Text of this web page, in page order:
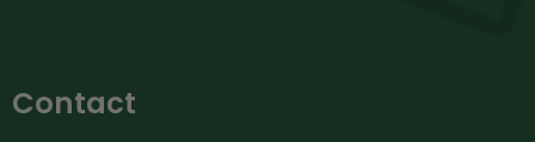
Contact